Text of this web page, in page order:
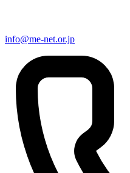
info@me-net.or.jp